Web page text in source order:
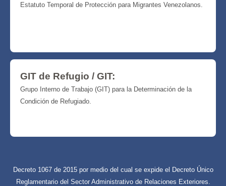
Estatuto Temporal de Protección para Migrantes Venezolanos.
GIT de Refugio / GIT:
Grupo Interno de Trabajo (GIT) para la Determinación de la
Condición de Refugiado.
Decreto 1067 de 2015 por medio del cual se expide el Decreto Único
Reglamentario del Sector Administrativo de Relaciones Exteriores.